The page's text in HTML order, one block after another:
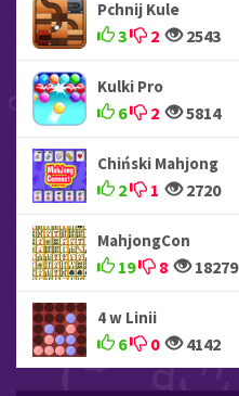
Pchnij Kule
3 2 2543
Kulki Pro
6 2 5814
Chiński Mahjong
2 1 2720
MahjongCon
19 8 18279
4 w Linii
6 0 4142